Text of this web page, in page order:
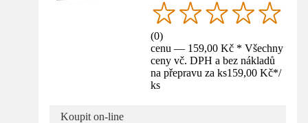
(0)
cenu — 159,00 Kč * Všechny
ceny vč. DPH a bez nákladů
na přepravu za ks159,00 Kč*/
ks
Koupit on-line